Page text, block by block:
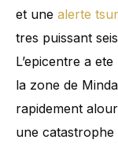
et une alerte
tres puissant
L’epicentre a
la zone de
rapidement
une catastrophe